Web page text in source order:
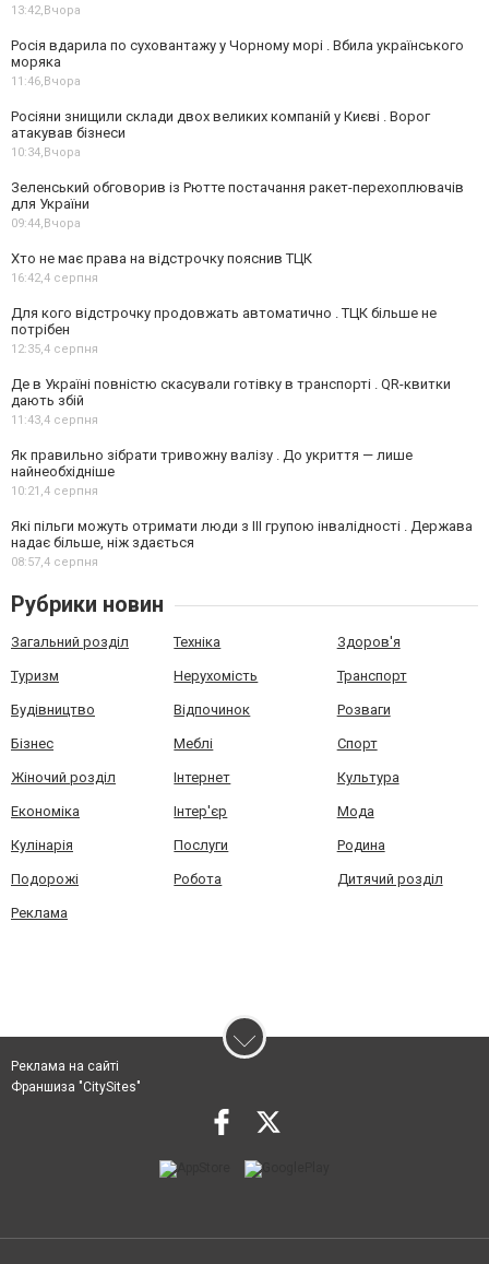
13:42,Вчора
Росія вдарила по суховантажу у Чорному морі . Вбила українського
моряка
11:46,Вчора
Росіяни знищили склади двох великих компаній у Києві . Ворог
атакував бізнеси
10:34,Вчора
Зеленський обговорив із Рютте постачання ракет-перехоплювачів
для України
09:44,Вчора
Хто не має права на відстрочку пояснив ТЦК
16:42,4 серпня
Для кого відстрочку продовжать автоматично . ТЦК більше не
потрібен
12:35,4 серпня
Де в Україні повністю скасували готівку в транспорті . QR-квитки
дають збій
11:43,4 серпня
Як правильно зібрати тривожну валізу . До укриття — лише
найнеобхідніше
10:21,4 серпня
Які пільги можуть отримати люди з III групою інвалідності . Держава
надає більше, ніж здається
08:57,4 серпня
Рубрики новин
Загальний розділ Техніка Здоров'я
Туризм Нерухомість Транспорт
Будівництво Відпочинок Розваги
Бізнес Меблі Спорт
Жіночий розділ Інтернет Культура
Економіка Інтер'єр Мода
Кулінарія Послуги Родина
Подорожі Робота Дитячий розділ
Реклама
Реклама на сайті
Франшиза "CitySites"